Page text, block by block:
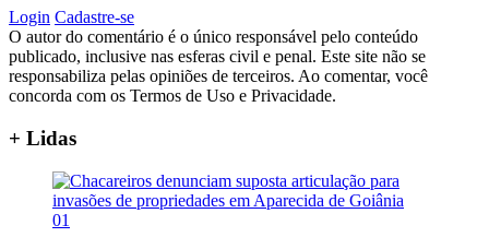
Login Cadastre-se
O autor do comentário é o único responsável pelo conteúdo
publicado, inclusive nas esferas civil e penal. Este site não se
responsabiliza pelas opiniões de terceiros. Ao comentar, você
concorda com os Termos de Uso e Privacidade.
+ Lidas
01